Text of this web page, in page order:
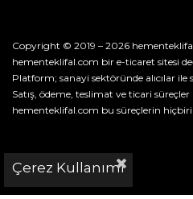
Copyright © 2019 – 2026
hementeklifal.com bir e-ticaret sitesi
Platform; sanayi sektöründe alıcılar
Satış, ödeme, teslimat ve ticari süreçler
hementeklifal.com bu süreçlerin
Çerez Kullanımı